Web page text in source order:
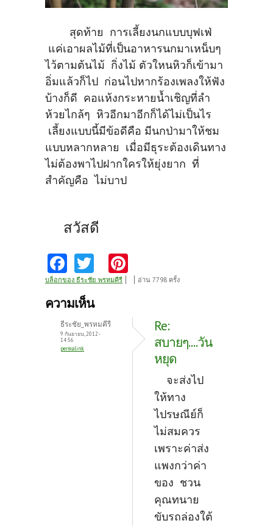
สุดท้าย การเลี้ยงนกแบบบุฟเฟ่
แค่เอาผลไม้ที่เป็นอาหารนกมาเหน็บๆ
ไว้ตามต้นไม้ กิ่งไม้ ตัวใหนหิวก็เข้ามา
อิ่มแล้วก็ไป ก่อนไปหากร้องเพลงให้ฟัง
บ้างก็ดี คอแห้งกระหายน้ำเชิญที่ลำ
ห้วยไกล้ๆ หิวอีกมาอีกก็ได้ไม่เป็นไร
เลี้ยงแบบนี้มีข้อดีคือ มีนกป่ามาให้ชม
แบบหลากหลาย เมื่อมีธุระต้องเดินทาง
ไม่ต้องพาไปฝากใครให้ยุ่งยาก ที่
สำคัญคือ ไม่บาป
สวัสดี
Fa
ce
b
o
o
k
w
itt
er
nt
es
บล็อกของ ธีระชัย_พรหมคีรี อ่าน 7798 ครั้ง
ความเห็น
ธีระชัย_พรหมคีรี
9 กันยายน, 2012 -
14:56
permalink
Re:
สบายๆ....วัน
หยุด
จะส่งไป
ให้ทาง
ไปรษณีย์ก็
ไม่สมควร
เพราะค่าส่ง
แพงกว่าค่า
ของ ชวน
คุณทนาย
ขับรถล่องใต้